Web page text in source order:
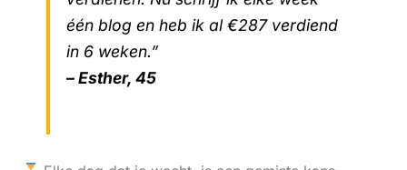
één blog en heb ik al €287 verdiend
in 6 weken.”
– Esther, 45